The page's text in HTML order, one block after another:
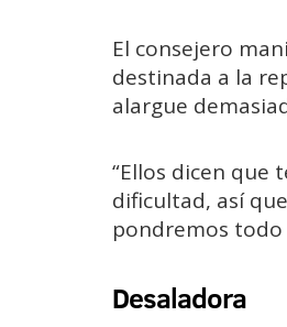
El consejero
destinada a la
alargue
“Ellos dicen que
dificultad, así
pondremos todo
Desaladora